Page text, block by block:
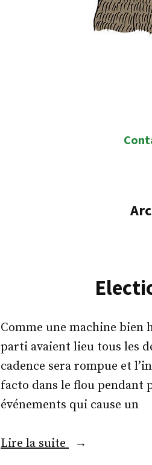
Comme une machine bien
parti avaient lieu tous les
cadence sera rompue et
facto dans le flou pendant
événements qui cause un
Lire la suite « Elections